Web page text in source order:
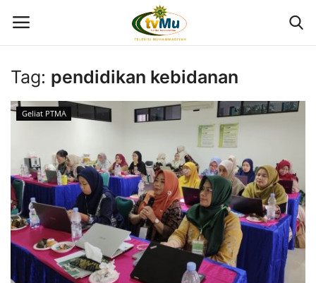
Berita
Program
Geliat PTMA
Kolom
Tag: pendidikan kebidanan
Geliat PTMA